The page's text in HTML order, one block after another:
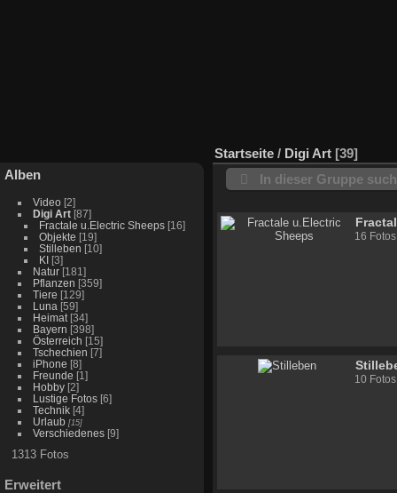
Alben
Video[2]
Digi Art[87]
Fractale u.Electric Sheeps[16]
Objekte [19]
Stilleben [10]
KI[3]
Natur[181]
Pflanzen [359]
Tiere [129]
Luna [59]
Heimat[34]
Bayern [398]
Österreich [15]
Tschechien [7]
iPhone [8]
Freunde [1]
Hobby[2]
Lustige Fotos[6]
Technik[4]
Urlaub[15]
Verschiedenes[9]
1313 Fotos
Erweitert
Startseite / Digi Art 39
In dieser Gruppe
16 Fotos
10 Fotos